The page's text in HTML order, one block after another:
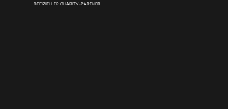
OFFIZIELLER CHARITY-PARTNER